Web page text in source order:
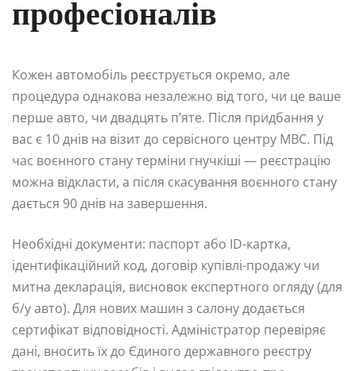
професіоналів
Кожен автомобіль реєструється окремо, але
процедура однакова незалежно від того, чи це ваше
перше авто, чи двадцять п’яте. Після придбання у
вас є 10 днів на візит до сервісного центру МВС. Під
час воєнного стану терміни гнучкіші — реєстрацію
можна відкласти, а після скасування воєнного стану
дається 90 днів на завершення.
Необхідні документи: паспорт або ID-картка,
ідентифікаційний код, договір купівлі-продажу чи
митна декларація, висновок експертного огляду (для
б/у авто). Для нових машин з салону додається
сертифікат відповідності. Адміністратор перевіряє
дані, вносить їх до Єдиного державного реєстру